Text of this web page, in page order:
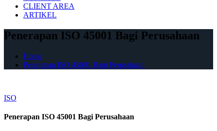
CLIENT AREA
ARTIKEL
Penerapan ISO 45001 Bagi Perusahaan
Home
Penerapan ISO 45001 Bagi Perusahaan
ISO
Penerapan ISO 45001 Bagi Perusahaan